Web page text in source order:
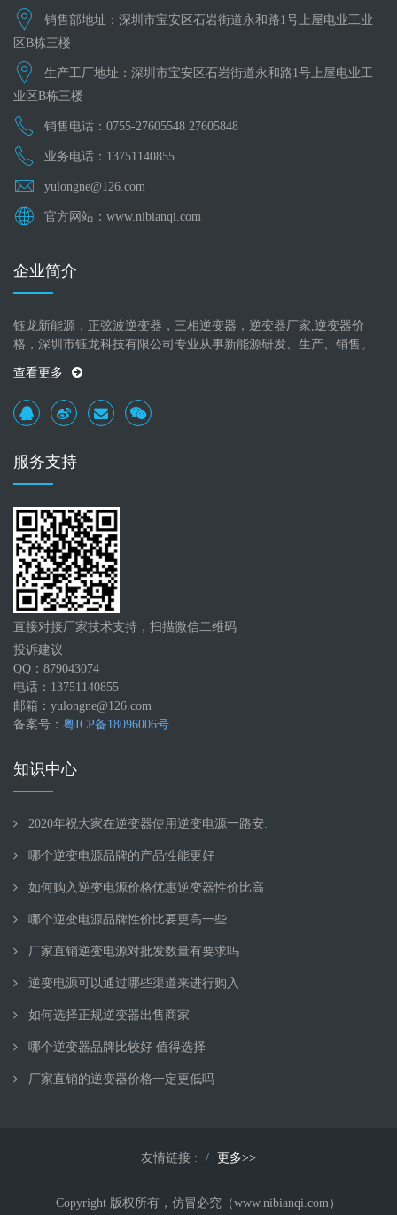
销售部地址：深圳市宝安区石岩街道永和路1号上屋电业工业
区B栋三楼
生产工厂地址：深圳市宝安区石岩街道永和路1号上屋电业工
业区B栋三楼
销售电话：0755-27605548 27605848
业务电话：13751140855
yulongne@126.com
官方网站：www.nibianqi.com
企业简介
钰龙新能源，正弦波逆变器，三相逆变器，逆变器厂家,逆变器价
格，深圳市钰龙科技有限公司专业从事新能源研发、生产、销售。
查看更多
服务支持
直接对接厂家技术支持，扫描微信二维码
投诉建议
QQ：879043074
电话：13751140855
邮箱：yulongne@126.com
备案号： 粤ICP备18096006号
知识中心
2020年祝大家在逆变器使用逆变电源一路安.
哪个逆变电源品牌的产品性能更好
如何购入逆变电源价格优惠逆变器性价比高
哪个逆变电源品牌性价比要更高一些
厂家直销逆变电源对批发数量有要求吗
逆变电源可以通过哪些渠道来进行购入
如何选择正规逆变器出售商家
哪个逆变器品牌比较好 值得选择
厂家直销的逆变器价格一定更低吗
友情链接 : 更多>>
Copyright 版权所有，仿冒必究（www.nibianqi.com）